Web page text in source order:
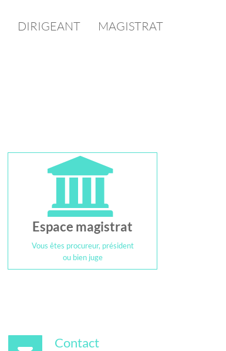
DIRIGEANT MAGISTRAT
Espace magistrat
Vous êtes procureur, président
ou bien juge
Contact